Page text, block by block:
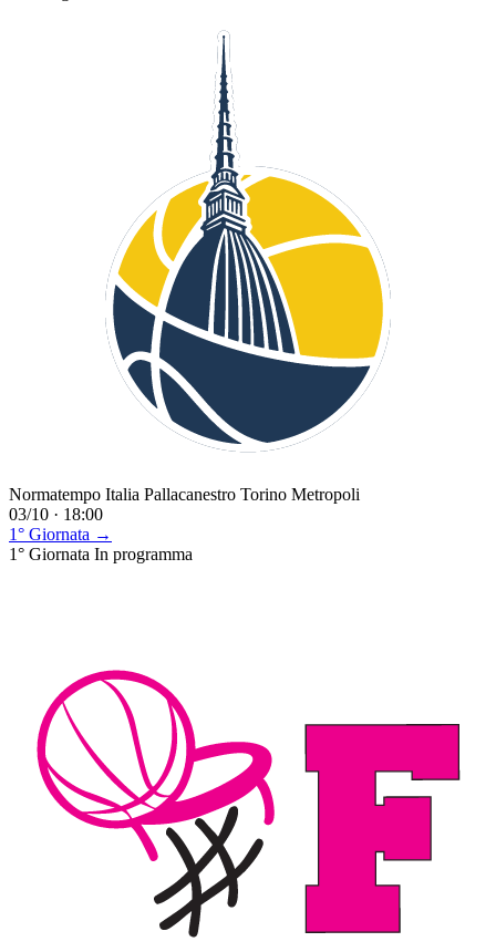
Normatempo Italia Pallacanestro Torino Metropoli
03/10 · 18:00
1° Giornata →
1° Giornata In programma